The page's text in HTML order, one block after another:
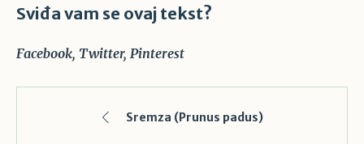
Sviđa vam se ovaj tekst?
Facebook Twitter Pinterest
Sremza (Prunus padus)